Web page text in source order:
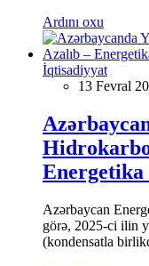
Ardını oxu
İqtisadiyyat
13 Fevral
Azərbaycan
görə, 2025-ci ilin
(kondensatla